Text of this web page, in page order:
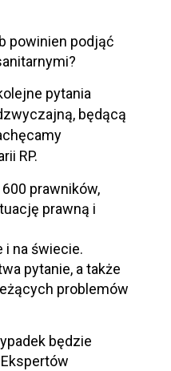
powinien podjąć
pytania
będącą
RP.
prawników,
prawną i
i na świecie.
pytanie, a także
problemów
będzie